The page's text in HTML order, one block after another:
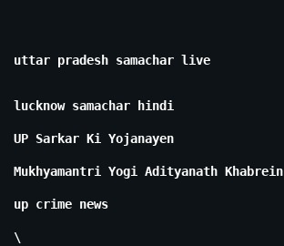
uttar pradesh samachar live
lucknow samachar hindi
UP Sarkar Ki Yojanayen
Mukhyamantri Yogi Adityanath Khabrein
up crime news
\